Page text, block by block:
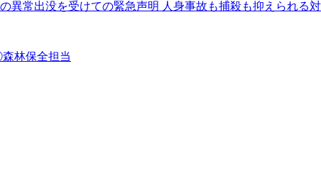
異常出没を受けての緊急声明 人身事故も捕殺も抑えられる
林保全担当